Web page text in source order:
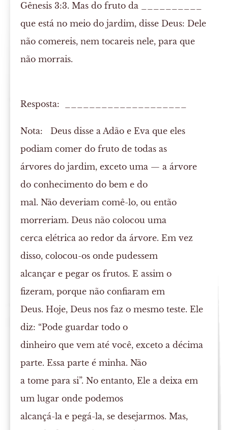
Gênesis 3:3. Mas do fruto da __________
que está no meio do jardim, disse Deus: Dele
não comereis, nem tocareis nele, para que
não morrais.
Resposta: ____________________
Nota: Deus disse a Adão e Eva que eles
podiam comer do fruto de todas as
árvores do jardim, exceto uma — a árvore
do conhecimento do bem e do
mal. Não deveriam comê-lo, ou então
morreriam. Deus não colocou uma
cerca elétrica ao redor da árvore. Em vez
disso, colocou-os onde pudessem
alcançar e pegar os frutos. E assim o
fizeram, porque não confiaram em
Deus. Hoje, Deus nos faz o mesmo teste. Ele
diz: “Pode guardar todo o
dinheiro que vem até você, exceto a décima
parte. Essa parte é minha. Não
a tome para si”. No entanto, Ele a deixa em
um lugar onde podemos
alcançá-la e pegá-la, se desejarmos. Mas,